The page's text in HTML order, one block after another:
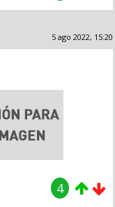
5 ago 2022, 15:20
4